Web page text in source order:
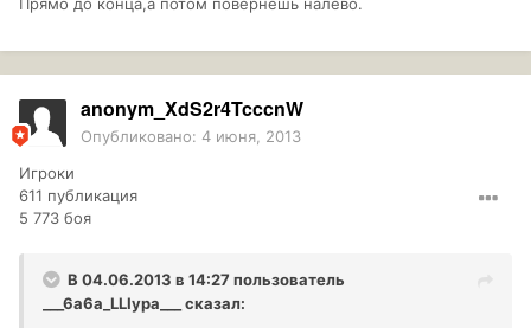
Прямо до конца,а потом повернешь налево.
anonym_XdS2r4TcccnW
Опубликовано: 4 июня, 2013
Игроки
611 публикация
5 773 боя
В 04.06.2013 в 14:27 пользователь
___6a6a_LLIypa___
сказал: